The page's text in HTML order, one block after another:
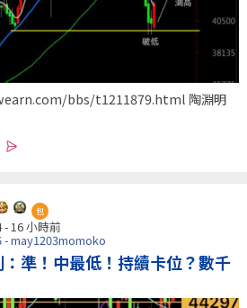
bbs/t1211879.html 陶淵明
包
- 16 小時前
- may1203momoko
準！中最低！持續卡位？數千